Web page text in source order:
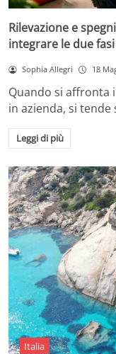
Rilevazione e
integrare le due fasi
Sophia Allegri 18
Quando si affronta
in azienda, si
Leggi di più
Italia